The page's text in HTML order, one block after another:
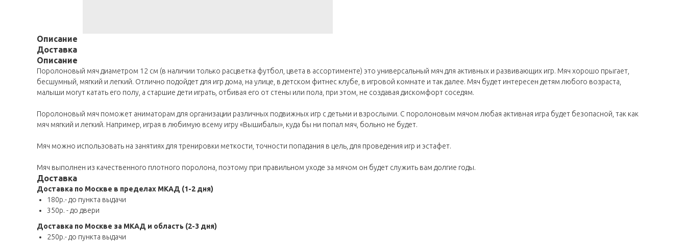
Описание
Доставка
Описание
Поролоновый мяч диаметром 12 см (в наличии только расцветка футбол, цвета в ассортименте) это универсальный мяч для активных и развивающих игр. Мяч хорошо прыгает,
бесшумный, мягкий и легкий. Отлично подойдет для игр дома, на улице, в детском фитнес клубе, в игровой комнате и так далее. Мяч будет интересен детям любого возраста,
малыши могут катать его полу, а старшие дети играть, отбивая его от стены или пола, при этом, не создавая дискомфорт соседям.
Поролоновый мяч поможет аниматорам для организации различных подвижных игр с детьми и взрослыми. С поролоновым мячом любая активная игра будет безопасной, так как
мяч мягкий и легкий. Например, играя в любимую всему игру «Вышибалы», куда бы ни попал мяч, больно не будет.
Мяч можно использовать на занятиях для тренировки меткости, точности попадания в цель, для проведения игр и эстафет.
Мяч выполнен из качественного плотного поролона, поэтому при правильном уходе за мячом он будет служить вам долгие годы.
Доставка
Доставка по Москве в пределах МКАД (1-2 дня)
180р.- до пункта выдачи
350р. - до двери
Доставка по Москве за МКАД и область (2-3 дня)
250р.- до пункта выдачи